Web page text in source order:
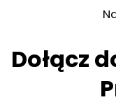
Dołącz